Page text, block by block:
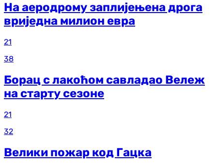
На аеродрому заплијењена дрога
вриједна милион евра
21
38
Борац с лакоћом савладао Вележ
на старту сезоне
21
32
Велики пожар код Гацка